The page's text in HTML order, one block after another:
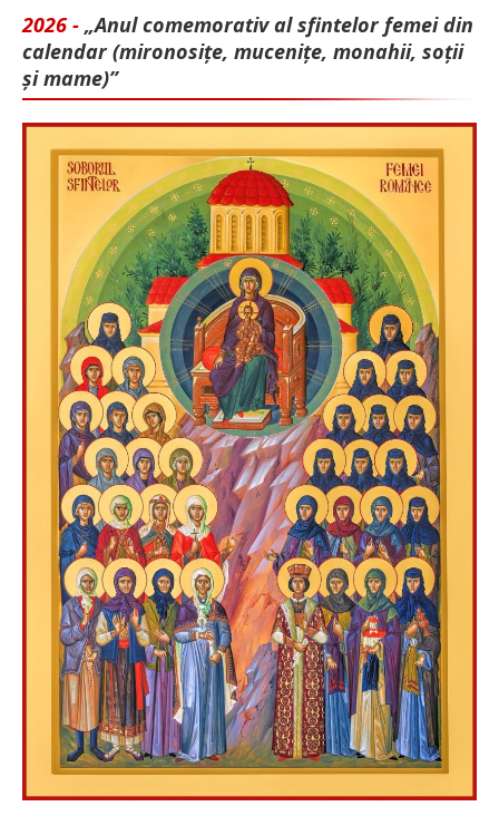
2026 - „Anul comemorativ al sfintelor femei din
calendar (mironosițe, mu­cenițe, monahii, soții
și mame)”